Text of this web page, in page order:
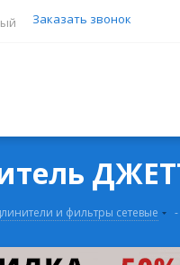
Заказать звонок
и фильтры сетевые -